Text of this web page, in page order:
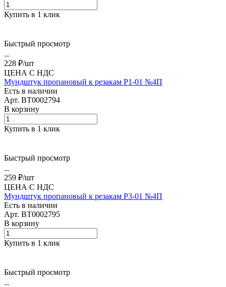
Купить в 1 клик
Быстрый просмотр
228 ₽/шт
ЦЕНА С НДС
Мундштук пропановый к резакам Р1-01 №4П
Есть в наличии
Арт. BT0002794
В корзину
Купить в 1 клик
Быстрый просмотр
259 ₽/шт
ЦЕНА С НДС
Мундштук пропановый к резакам Р3-01 №4П
Есть в наличии
Арт. BT0002795
В корзину
Купить в 1 клик
Быстрый просмотр